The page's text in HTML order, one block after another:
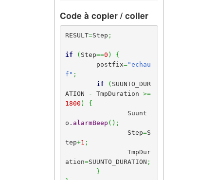
Code à copier / coller
RESULT=Step ;
if ( Step==0 )
{
	postfix
="echau
f" ;
if
( SUUNTO_DUR
ATION
- TmpDuration >=
1800 )
{
o. alarmBeep ( ) ;
		Step
=S
tep+1 ;
ation=SUUNTO_DURATION ;
}